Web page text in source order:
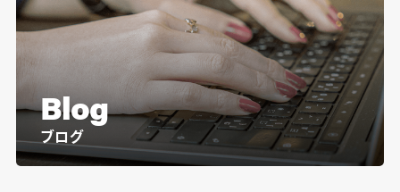
Blog
ブログ